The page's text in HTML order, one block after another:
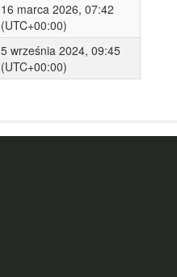
16 marca 2026, 07:42
(UTC+00:00)
5 września 2024, 09:45
(UTC+00:00)